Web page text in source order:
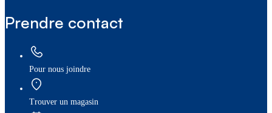
Prendre contact
Pour nous joindre
Trouver un magasin